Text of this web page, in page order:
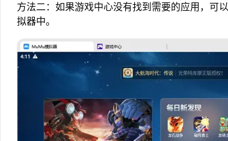
方法二：如果游戏中心没有找到需要的应用，可
拟器中。